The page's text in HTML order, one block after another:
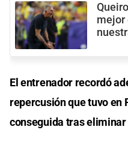
mejor
El entrenador recordó
repercusión que tuvo en
conseguida tras